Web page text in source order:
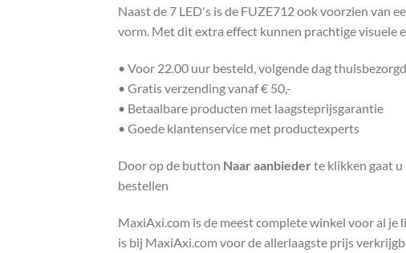
Naast de 7 LED's is de FUZE712 ook voorzien van
vorm. Met dit extra effect kunnen prachtige visuele
• Voor 22.00 uur besteld, volgende dag thuisbezorgd
• Gratis verzending vanaf € 50,-
• Betaalbare producten met laagsteprijsgarantie
• Goede klantenservice met productexperts
Door op de button Naar aanbieder te klikken gaat
bestellen
MaxiAxi.com is de meest complete winkel voor al je
is bij MaxiAxi.com voor de allerlaagste prijs